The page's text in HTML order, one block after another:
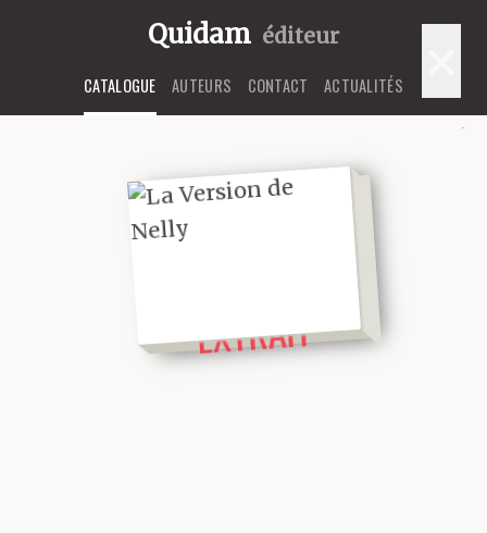
Quidam éditeur
CATALOGUE AUTEURS CONTACT ACTUALITÉS
EXTRAIT